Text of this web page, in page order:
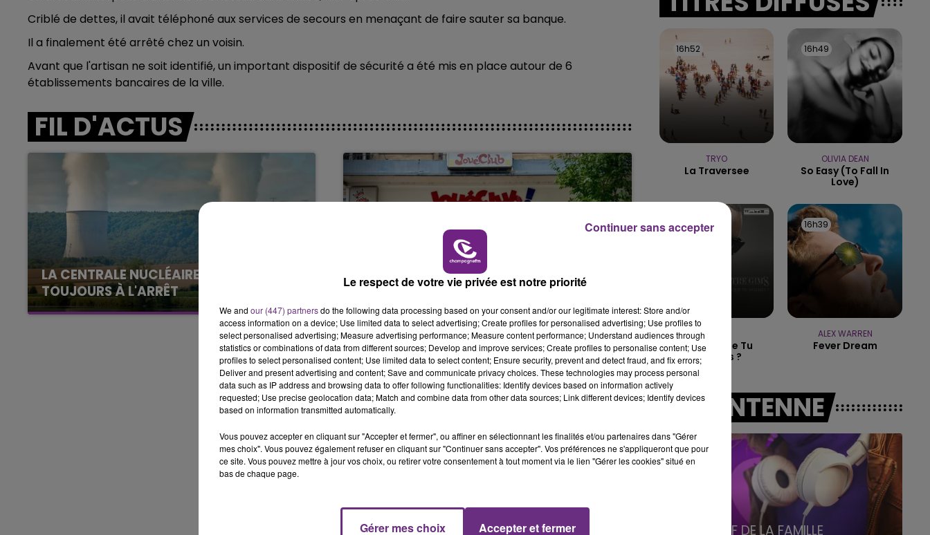
15h00 - 19h00
LE CLUB CHAMPAGNE FM
19h00 - 19h15
LA POP MACHINE - CHAMPAGNE FM
19h15 - 20h00
Criblé de dettes, il avait téléphoné aux services de secours en menaçant de faire sauter sa banque.
Il a finalement été arrêté chez un voisin.
Avant que l'artisan ne soit identifié, un important dispositif de sécurité a été mis en place autour de 6
établissements bancaires de la ville.
FIL D'ACTUS
LA CENTRALE NUCLÉAIRE DE CHOOZ
TOUJOURS À L'ARRÊT
Cela fait déjà une semaine que la centrale
nucléaire ardennaise est à l'arrêt. Une situation
justifiée par la sécheresse intense qui est
LE MAGASIN JOUÉCLUB DE REIMS FERME
SES PORTES
C'était l'une des institutions du centre-ville
rémois. Le magasin JouéClub est contraint de
fermer ses portes.
16h52
16h52
TRYO
La Traversee
16h49
16h49
OLIVIA DEAN
So Easy (to Fall In
Love)
16h42
16h42
Est-Ce Que Tu
M'aimes ?
16h39
16h39
ALEX WARREN
Fever Dream
A L'ANTENNE
LE BEST OF DE LA FAMILLE
Le respect de votre vie privée est notre priorité
We and our (447) partnersdo the following data processing based on your consent and/or our legitimate interest: Store and/or
access information on a device; Use limited data to select advertising; Create profiles for personalised advertising; Use profiles to
select personalised advertising; Measure advertising performance; Measure content performance; Understand audiences through
statistics or combinations of data from different sources; Develop and improve services; Create profiles to personalise content; Use
profiles to select personalised content; Use limited data to select content; Ensure security, prevent and detect fraud, and fix errors;
Deliver and present advertising and content; Save and communicate privacy choices. These technologies may process personal
data such as IP address and browsing data to offer following functionalities: Identify devices based on information actively
requested; Use precise geolocation data; Match and combine data from other data sources; Link different devices; Identify devices
based on information transmitted automatically.
Vous pouvez accepter en cliquant sur "Accepter et fermer", ou affiner en sélectionnant les finalités et/ou partenaires dans "Gérer
mes choix". Vous pouvez également refuser en cliquant sur "Continuer sans accepter". Vos préférences ne s'appliqueront que pour
ce site. Vous pouvez mettre à jour vos choix, ou retirer votre consentement à tout moment via le lien "Gérer les cookies" situé en
bas de chaque page.
Gérer mes choix Accepter et fermer
Continuer sans accepter